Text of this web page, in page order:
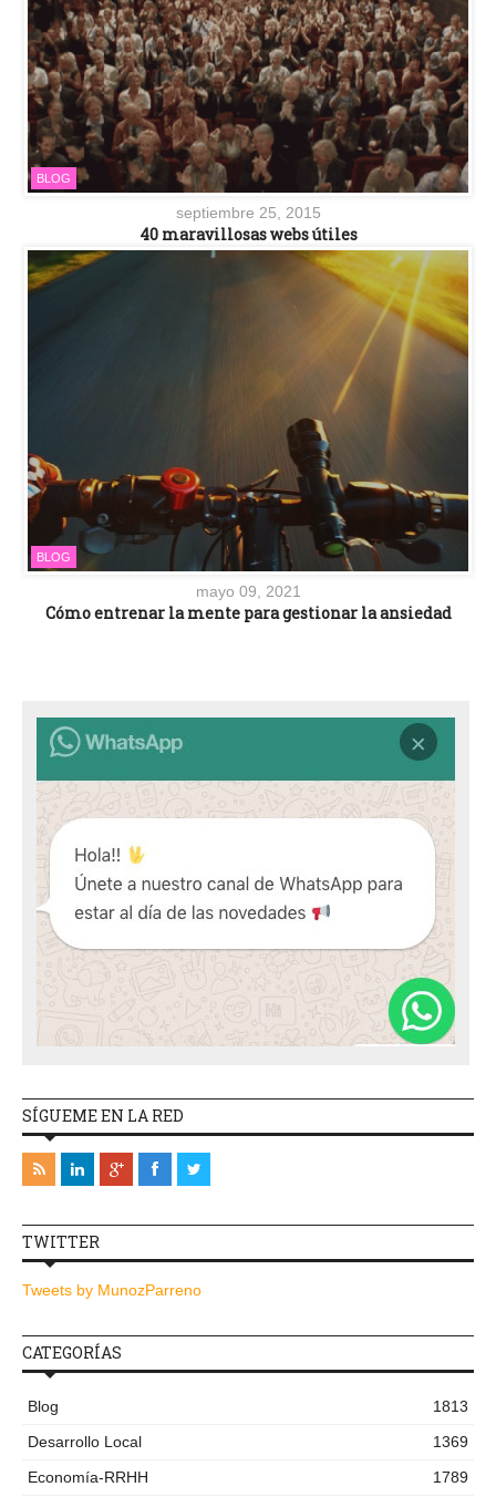
BLOG
septiembre 25, 2015
40 maravillosas webs útiles
BLOG
mayo 09, 2021
Cómo entrenar la mente para gestionar la ansiedad
SÍGUEME EN LA RED
TWITTER
Tweets by MunozParreno
CATEGORÍAS
Blog
1813
Desarrollo Local
1369
Economía-RRHH
1789